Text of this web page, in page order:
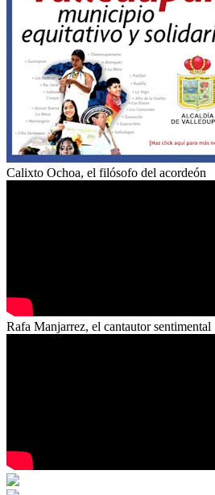
Calixto Ochoa, el filósofo del acordeón
Rafa Manjarrez, el cantautor sentimental